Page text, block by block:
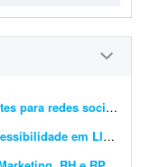
Criação de e-books, guias didáticos e artes para redes sociais
Comunicação técnica para projeto de acessibilidade em LIBRAS